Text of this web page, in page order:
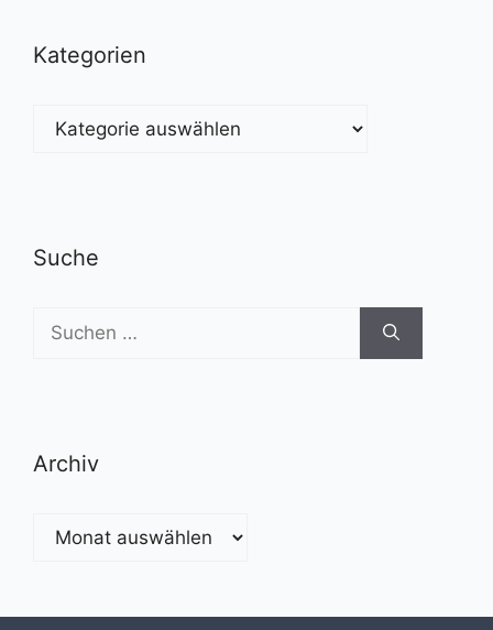
Kategorien
Kategorien
Suche
Suchen
nach:
Archiv
Archiv